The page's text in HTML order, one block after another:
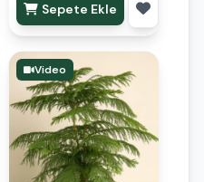
Sepete Ekle
Video